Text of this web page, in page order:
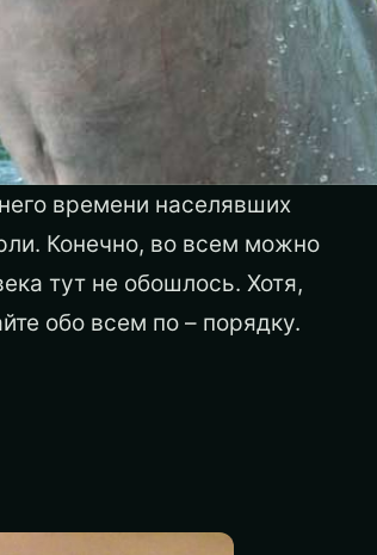
времени населявших
Конечно, во всем можно
тут не обошлось. Хотя,
обо всем по – порядку.